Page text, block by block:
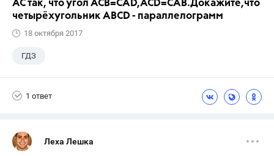
AC так, что угол ACB=CAD,ACD=CAB.Докажите,что
четырёхугольник ABCD - параллелограмм
18 октября 2017
ГДЗ
1 ответ
Леха Лешка